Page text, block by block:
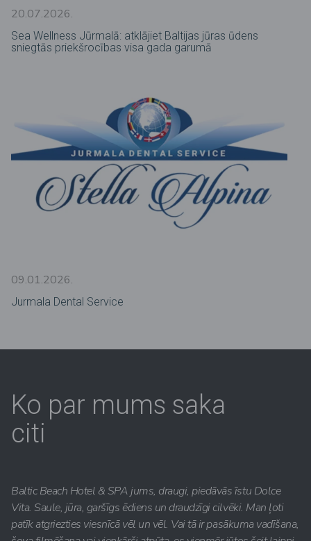
20.07.2026.
Sea Wellness Jūrmalā: atklājiet Baltijas jūras ūdens
sniegtās priekšrocības visa gada garumā
09.01.2026.
Jurmala Dental Service
Ko par mums saka
citi
Baltic Beach Hotel & SPA jums, draugi, piedāvās īstu Dolce
Vita. Saule, jūra, garšīgs ēdiens un draudzīgi cilvēki. Man ļoti
patīk atgriezties viesnīcā vēl un vēl. Vai tā ir pasākuma vadīšana,